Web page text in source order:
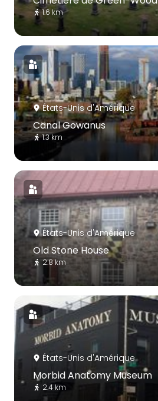
1.6 km
États-Unis d'Amérique
Canal Gowanus
1.3 km
États-Unis d'Amérique
Old Stone House
2.8 km
États-Unis d'Amérique
Morbid Anatomy Museum
2.4 km